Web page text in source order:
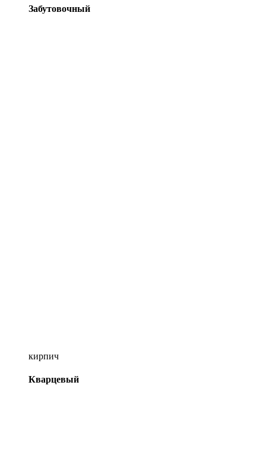
Забутовочный
кирпич
Кварцевый